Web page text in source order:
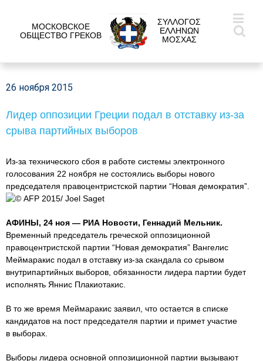
МОСКОВСКОЕ
ОБЩЕСТВО ГРЕКОВ
ΣΥΛΛΟΓΟΣ
ΕΛΛΗΝΩΝ
ΜΟΣΧΑΣ
26 ноября 2015
Лидер оппозиции Греции подал в отставку из-за
срыва партийных выборов
Из-за технического сбоя в работе системы электронного
голосования 22 ноября не состоялись выборы нового
председателя правоцентристской партии “Новая демократия”.
© AFP 2015/ Joel Saget
АФИНЫ, 24 ноя — РИА Новости, Геннадий Мельник.
Временный председатель греческой оппозиционной
правоцентристской партии “Новая демократия” Вангелис
Меймаракис подал в отставку из-за скандала со срывом
внутрипартийных выборов, обязанности лидера партии будет
исполнять Яннис Плакиотакис.
В то же время Меймаракис заявил, что остается в списке
кандидатов на пост председателя партии и примет участие
в выборах.
Выборы лидера основной оппозиционной партии вызывают